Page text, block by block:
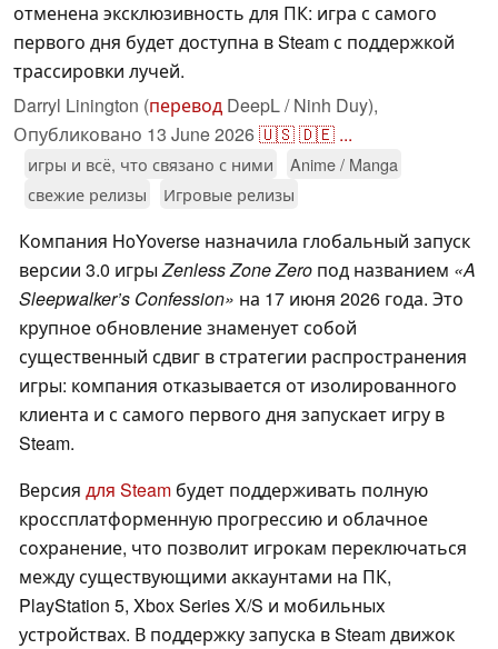
отменена эксклюзивность для ПК: игра с самого
первого дня будет доступна в Steam с поддержкой
трассировки лучей.
Darryl Linington (перевод DeepL / Ninh Duy),
Опубликовано 13 June 2026🇺🇸🇩🇪 ...
игры и всё, что связано с ними
Anime / Manga
свежие релизы
Игровые релизы
Компания HoYoverse назначила глобальный запуск
версии 3.0 игрыZenless Zone Zero под названием «A
Sleepwalker’s Confession» на 17 июня 2026 года. Это
крупное обновление знаменует собой
существенный сдвиг в стратегии распространения
игры: компания отказывается от изолированного
клиента и с самого первого дня запускает игру в
Steam.
Версия для Steam будет поддерживать полную
кроссплатформенную прогрессию и облачное
сохранение, что позволит игрокам переключаться
между существующими аккаунтами на ПК,
PlayStation 5, Xbox Series X/S и мобильных
устройствах. В поддержку запуска в Steam движок